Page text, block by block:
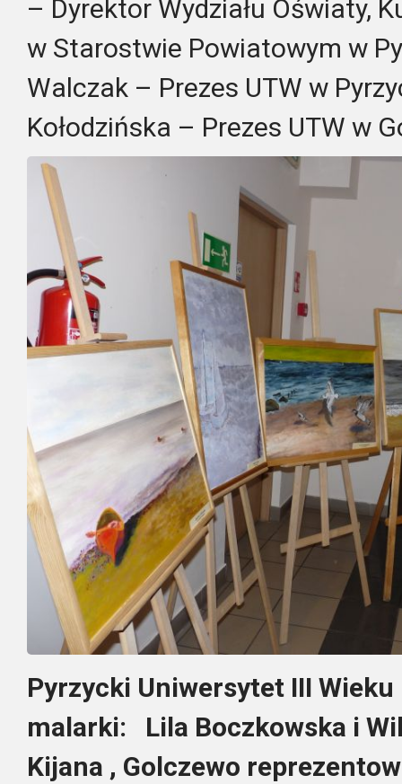
– Dyrektor Wydziału Oświaty,
w Starostwie Powiatowym w
Walczak – Prezes UTW w
Kołodzińska – Prezes UTW w
Pyrzycki Uniwersytet III Wieku
malarki: Lila Boczkowska i
Kijana , Golczewo